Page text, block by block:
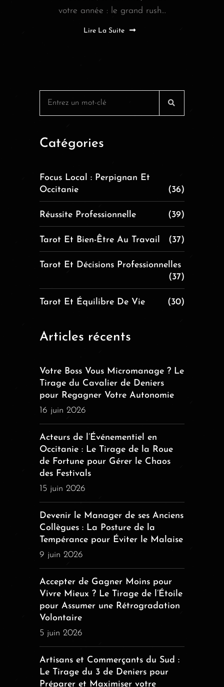
votre année : le grand rush...
Lire La Suite
Catégories
Focus Local : Perpignan Et
Occitanie
(36)
Réussite Professionnelle (39)
Tarot Et Bien-Être Au Travail (37)
Tarot Et Décisions Professionnelles
(37)
Tarot Et Équilibre De Vie (30)
Articles récents
Votre Boss Vous Micromanage ? Le
Tirage du Cavalier de Deniers
pour Regagner Votre Autonomie
16 juin 2026
Acteurs de l’Événementiel en
Occitanie : Le Tirage de la Roue
de Fortune pour Gérer le Chaos
des Festivals
15 juin 2026
Devenir le Manager de ses Anciens
Collègues : La Posture de la
Tempérance pour Éviter le Malaise
9 juin 2026
Accepter de Gagner Moins pour
Vivre Mieux ? Le Tirage de l’Étoile
pour Assumer une Rétrogradation
Volontaire
5 juin 2026
Artisans et Commerçants du Sud :
Le Tirage du 3 de Deniers pour
Préparer et Maximiser votre